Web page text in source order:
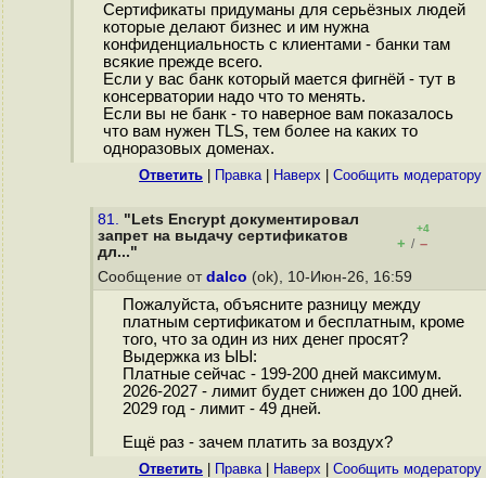
Сертификаты придуманы для серьёзных людей
которые делают бизнес и им нужна
конфиденциальность с клиентами - банки там
всякие прежде всего.
Если у вас банк который мается фигнёй - тут в
консерватории надо что то менять.
Если вы не банк - то наверное вам показалось
что вам нужен TLS, тем более на каких то
одноразовых доменах.
Ответить Правка| Наверх Cообщить модератору
81. "Lets Encrypt документировал
запрет на выдачу сертификатов
дл..."
+4
+ / –
Сообщение от dalco (ok), 10-Июн-26, 16:59
Пожалуйста, объясните разницу между
платным сертификатом и бесплатным, кроме
того, что за один из них денег просят?
Выдержка из ЫЫ:
Платные сейчас - 199-200 дней максимум.
2026-2027 - лимит будет снижен до 100 дней.
2029 год - лимит - 49 дней.
Ещё раз - зачем платить за воздух?
Ответить Правка| Наверх Cообщить модератору